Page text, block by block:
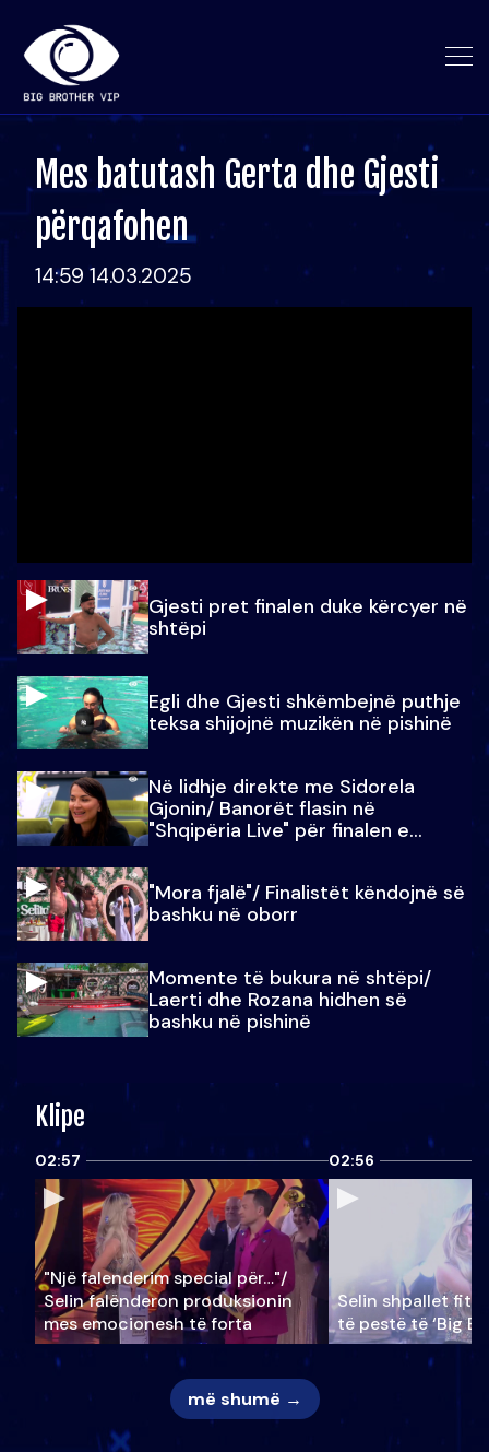
Mes batutash Gerta dhe Gjesti
përqafohen
14:59 14.03.2025
Gjesti pret finalen duke kërcyer në
shtëpi
Egli dhe Gjesti shkëmbejnë puthje
teksa shijojnë muzikën në pishinë
Në lidhje direkte me Sidorela
Gjonin/ Banorët flasin në
"Shqipëria Live" për finalen e
"Mora fjalë"/ Finalistët këndojnë së
bashku në oborr
Momente të bukura në shtëpi/
Laerti dhe Rozana hidhen së
bashku në pishinë
Klipe
02:57
"Një falenderim special për…"/
Selin falënderon produksionin
mes emocionesh të forta
02:56
Selin shpallet
të pestë të ‘Big
më shumë →